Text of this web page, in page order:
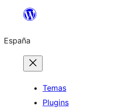
Saltar
contenido
España
Temas
Plugins